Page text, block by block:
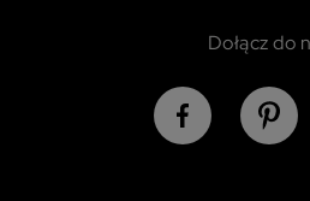
Dołącz do